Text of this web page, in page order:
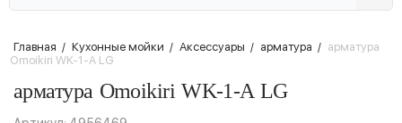
Главная / Кухонные мойки / Аксессуары / арматура / арматура
Omoikiri WK-1-A LG
арматура Omoikiri WK-1-A LG